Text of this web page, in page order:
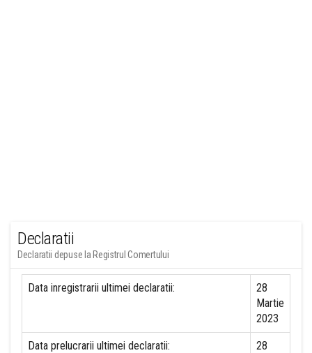
Declaratii
Declaratii depuse la Registrul Comertului
Data inregistrarii ultimei declaratii:
28
Martie
2023
Data prelucrarii ultimei declaratii:
28